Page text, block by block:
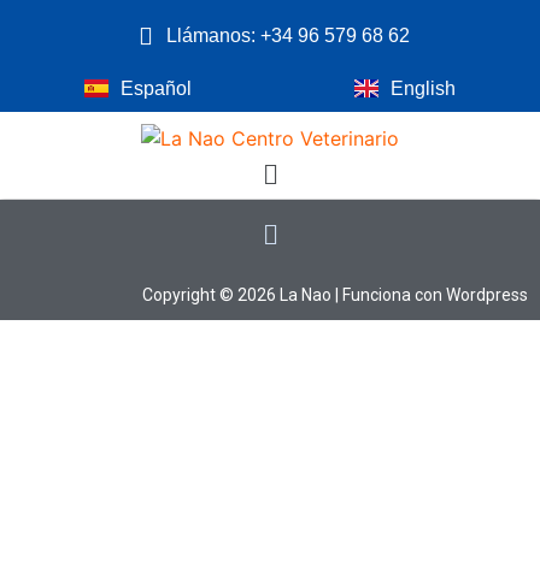
Llámanos: +34 96 579 68 62
Español English
Copyright © 2026 La Nao | Funciona con Wordpress